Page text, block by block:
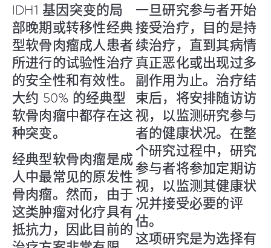
IDH1 基因突变的局
部晚期或转移性经典
型软骨肉瘤成人患者
所进行的试验性治疗
的安全性和有效性。
大约 50% 的经典型
软骨肉瘤中都存在这
种突变。
经典型软骨肉瘤是成
人中最常见的原发性
骨肉瘤。然而，由于
这类肿瘤对化疗具有
抵抗力，因此目前的
一旦研究参与者开始
接受治疗，目的是持
续治疗，直到其病情
真正恶化或出现过多
副作用为止。治疗结
束后，将安排随访访
视，以监测研究参与
者的健康状况。在整
个研究过程中，研究
参与者将参加定期访
视，以监测其健康状
况并接受必要的评
估。
这项研究是为选择有